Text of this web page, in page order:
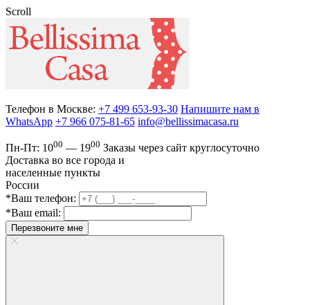
Scroll
Телефон в Москве: +7 499 653-93-30 Напишите нам в
WhatsApp +7 966 075-81-65 info@bellissimacasa.ru
Пн-Пт: 1000 — 1900 Заказы через сайт круглосуточно
Доставка во все города и
населенные пункты
России
*Ваш телефон:
*Ваш email:
Перезвоните мне